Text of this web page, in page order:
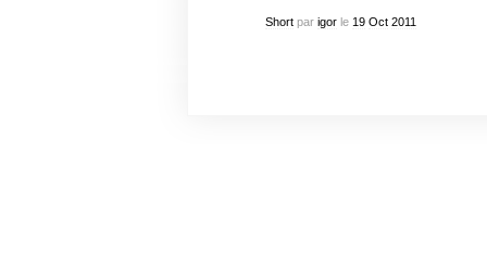
Shortpar igorle 19 Oct 2011